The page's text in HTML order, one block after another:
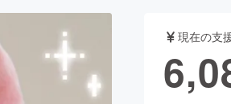
舞台・パフォーマンス
フード・飲食店
現在の支